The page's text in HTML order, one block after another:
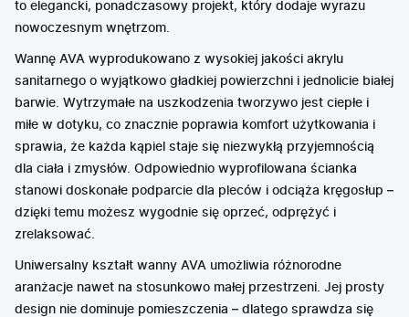
to elegancki, ponadczasowy projekt, który dodaje wyrazu
nowoczesnym wnętrzom.
Wannę AVA wyprodukowano z wysokiej jakości akrylu
sanitarnego o wyjątkowo gładkiej powierzchni i jednolicie białej
barwie. Wytrzymałe na uszkodzenia tworzywo jest ciepłe i
miłe w dotyku, co znacznie poprawia komfort użytkowania i
sprawia, że każda kąpiel staje się niezwykłą przyjemnością
dla ciała i zmysłów. Odpowiednio wyprofilowana ścianka
stanowi doskonałe podparcie dla pleców i odciąża kręgosłup –
dzięki temu możesz wygodnie się oprzeć, odprężyć i
zrelaksować.
Uniwersalny kształt wanny AVA umożliwia różnorodne
aranżacje nawet na stosunkowo małej przestrzeni. Jej prosty
design nie dominuje pomieszczenia – dlatego sprawdza się